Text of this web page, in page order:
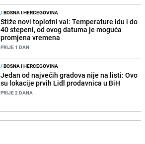
/BOSNA I HERCEGOVINA
Stiže novi toplotni val: Temperature idu i do
40 stepeni, od ovog datuma je moguća
promjena vremena
PRIJE 1 DAN
/BOSNA I HERCEGOVINA
Jedan od najvećih gradova nije na listi: Ovo
su lokacije prvih Lidl prodavnica u BiH
PRIJE 2 DANA